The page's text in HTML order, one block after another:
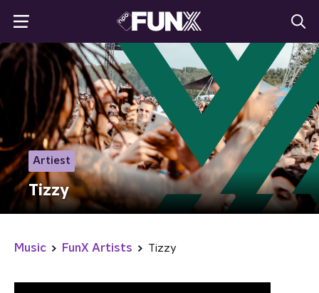
Artiest
Tizzy
Music FunX Artists Tizzy